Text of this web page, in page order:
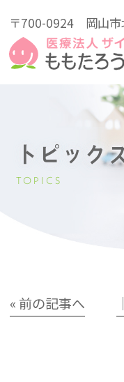
〒700-0924 岡山市
トピック
TOPICS
« 前の記事へ